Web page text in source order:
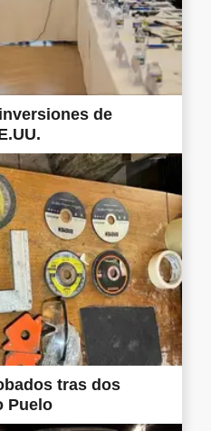
de
tras dos
Puelo